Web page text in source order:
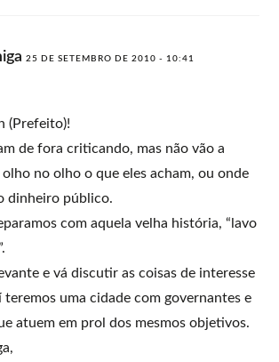
25 DE SETEMBRO DE 2010 - 10:41
(Prefeito)!
de fora criticando, mas não vão a
no olho o que eles acham, ou onde
dinheiro público.
com aquela velha história, “lavo
e vá discutir as coisas de interesse
teremos uma cidade com governantes e
atuem em prol dos mesmos objetivos.